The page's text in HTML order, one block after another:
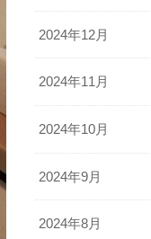
2024年12月
2024年11月
2024年10月
2024年9月
2024年8月